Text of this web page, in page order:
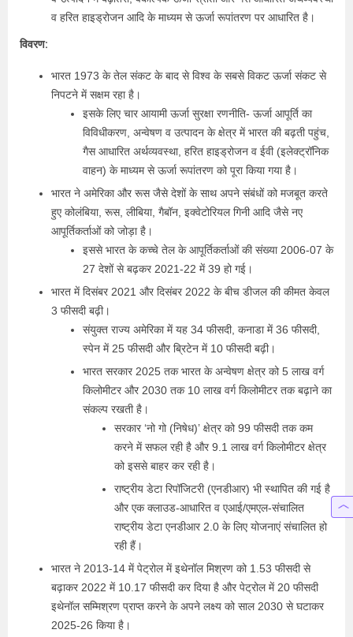
व हरित हाइड्रोजन आदि के माध्यम से ऊर्जा रूपांतरण पर आधारित है।
विवरण:
भारत 1973 के तेल संकट के बाद से विश्व के सबसे विकट ऊर्जा संकट से
निपटने में सक्षम रहा है।
इसके लिए चार आयामी ऊर्जा सुरक्षा रणनीति- ऊर्जा आपूर्ति का
विविधीकरण, अन्वेषण व उत्पादन के क्षेत्र में भारत की बढ़ती पहुंच,
गैस आधारित अर्थव्‍यवस्‍था, हरित हाइड्रोजन व ईवी (इलेक्ट्रॉनिक
वाहन) के माध्‍यम से ऊर्जा रूपांतरण को पूरा किया गया है।
भारत ने अमेरिका और रूस जैसे देशों के साथ अपने संबंधों को मजबूत करते
हुए कोलंबिया, रूस, लीबिया, गैबॉन, इक्वेटोरियल गिनी आदि जैसे नए
आपूर्तिकर्ताओं को जोड़ा है।
इससे भारत के कच्चे तेल के आपूर्तिकर्ताओं की संख्या 2006-07 के
27 देशों से बढ़कर 2021-22 में 39 हो गई।
भारत में दिसंबर 2021 और दिसंबर 2022 के बीच डीजल की कीमत केवल
3 फीसदी बढ़ी।
संयुक्त राज्य अमेरिका में यह 34 फीसदी, कनाडा में 36 फीसदी,
स्पेन में 25 फीसदी और ब्रिटेन में 10 फीसदी बढ़ी।
भारत सरकार 2025 तक भारत के अन्वेषण क्षेत्र को 5 लाख वर्ग
किलोमीटर और 2030 तक 10 लाख वर्ग किलोमीटर तक बढ़ाने का
संकल्प रखती है।
सरकार ‘नो गो (निषेध)’ क्षेत्र को 99 फीसदी तक कम
करने में सफल रही है और 9.1 लाख वर्ग किलोमीटर क्षेत्र
को इससे बाहर कर रही है।
राष्ट्रीय डेटा रिपॉजिटरी (एनडीआर) भी स्थापित की गई है
और एक क्लाउड-आधारित व एआई/एमएल-संचालित
राष्ट्रीय डेटा एनडीआर 2.0 के लिए योजनाएं संचालित हो
रही हैं।
भारत ने 2013-14 में पेट्रोल में इथेनॉल मिश्रण को 1.53 फीसदी से
बढ़ाकर 2022 में 10.17 फीसदी कर दिया है और पेट्रोल में 20 फीसदी
इथेनॉल सम्मिश्रण प्राप्त करने के अपने लक्ष्य को साल 2030 से घटाकर
2025-26 किया है।